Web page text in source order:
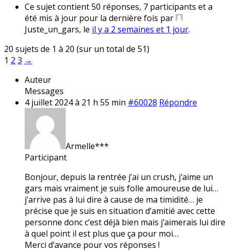
Ce sujet contient 50 réponses, 7 participants et a
été mis à jour pour la dernière fois par
Juste_un_gars, le il y a 2 semaines et 1 jour.
20 sujets de 1 à 20 (sur un total de 51)
1 2 3 →
Auteur
Messages
4 juillet 2024 à 21 h 55 min #60028 Répondre
Armelle***
Participant
Bonjour, depuis la rentrée j’ai un crush, j’aime un
gars mais vraiment je suis folle amoureuse de lui…
j’arrive pas à lui dire à cause de ma timidité… je
précise que je suis en situation d’amitié avec cette
personne donc c’est déjà bien mais j’aimerais lui dire
à quel point il est plus que ça pour moi…
Merci d’avance pour vos réponses !